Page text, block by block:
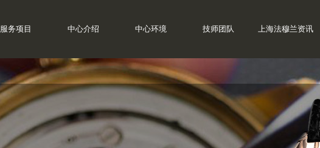
服务项目 中心介绍 中心环境 技师团队 上海法穆兰资讯